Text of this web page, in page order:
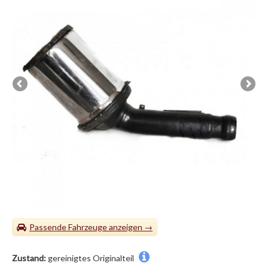
Passende Fahrzeuge
Zustand: gereinigtes Originalteil